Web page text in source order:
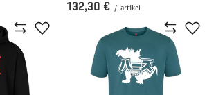
132,30 € / artikel